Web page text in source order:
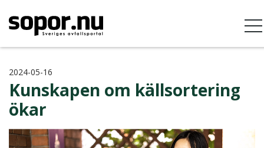
2024-05-16
Kunskapen om källsortering
ökar